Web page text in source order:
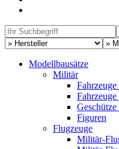
Modellbausätze
Militär
Figuren
Flugzeuge
Militär-